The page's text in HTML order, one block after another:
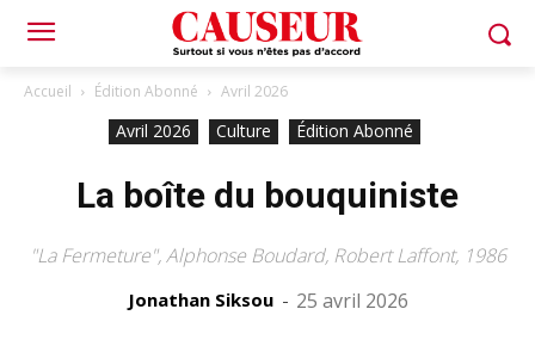
Accueil Édition Abonné Avril 2026
Avril 2026 Culture Édition Abonné
La boîte du bouquiniste
"La Fermeture", Alphonse Boudard, Robert Laffont, 1986
Jonathan Siksou - 25 avril 2026